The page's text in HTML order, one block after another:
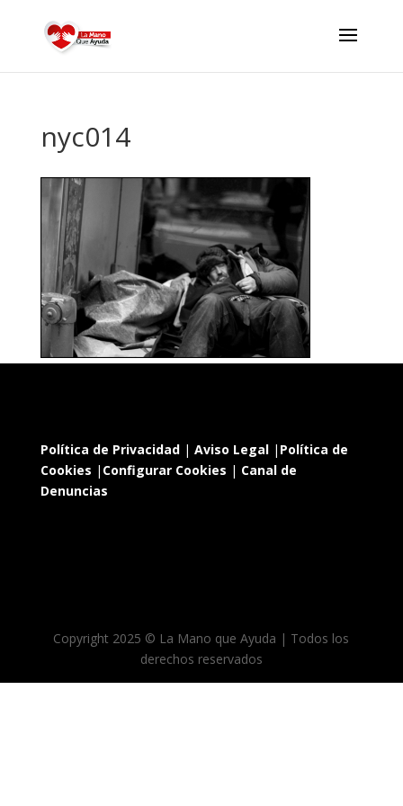
nyc014
Política de Privacidad| Aviso Legal| Política de
Cookies | Configurar Cookies | Canal de
Denuncias
Copyright 2025 © La Mano que Ayuda | Todos los
derechos reservados